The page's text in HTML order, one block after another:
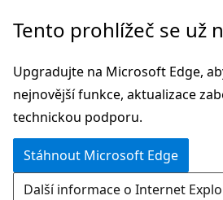
Přeskočit
hlavní
obsah
Přeskočit
navigaci
na
stránce
Tento prohlížeč se už
Upgradujte na Microsoft Edge,
nejnovější funkce, aktualizace
technickou podporu.
Stáhnout Microsoft Edge
Další informace o Internet